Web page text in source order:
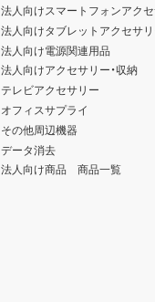
法人向けスマートフォンアク
法人向けタブレットアクセサ
法人向け電源関連用品
法人向けアクセサリー・収納
テレビアクセサリー
オフィスサプライ
その他周辺機器
データ消去
法人向け商品 商品一覧